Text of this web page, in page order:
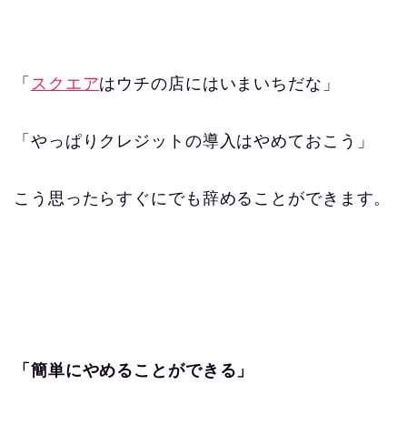
「 スクエアはウチの店にはいまいちだな」
「やっぱりクレジットの導入はやめておこう」
こう思ったらすぐにでも辞めることができます。
「簡単にやめることができる」